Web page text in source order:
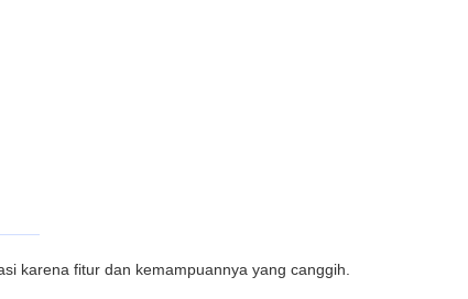
karena fitur dan kemampuannya yang canggih.